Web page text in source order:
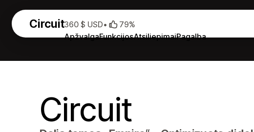
Circuit
ApžvalgaFunkcijosAtsiliepimaiPagalba
360 $ USD• 79%
Circuit